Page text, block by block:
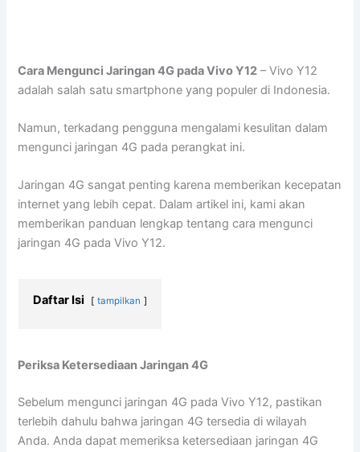
Cara Mengunci Jaringan 4G pada Vivo Y12 – Vivo Y12
adalah salah satu smartphone yang populer di Indonesia.
Namun, terkadang pengguna mengalami kesulitan dalam
mengunci jaringan 4G pada perangkat ini.
Jaringan 4G sangat penting karena memberikan kecepatan
internet yang lebih cepat. Dalam artikel ini, kami akan
memberikan panduan lengkap tentang cara mengunci
jaringan 4G pada Vivo Y12.
Daftar Isi tampilkan
Periksa Ketersediaan Jaringan 4G
Sebelum mengunci jaringan 4G pada Vivo Y12, pastikan
terlebih dahulu bahwa jaringan 4G tersedia di wilayah
Anda. Anda dapat memeriksa ketersediaan jaringan 4G